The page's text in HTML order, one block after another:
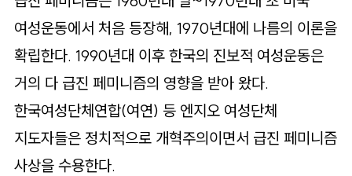
여성운동에서 처음 등장해, 1970년대에 나름의 이론을
확립한다. 1990년대 이후 한국의 진보적 여성운동은
거의 다 급진 페미니즘의 영향을 받아 왔다.
한국여성단체연합(여연) 등 엔지오 여성단체
지도자들은 정치적으로 개혁주의이면서 급진 페미니즘
사상을 수용한다.